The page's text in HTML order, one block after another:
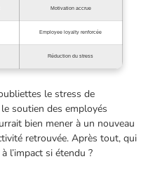
Motivation accrue
Employee loyalty renforcée
Réduction du stress
le stress de
soutien des employés
bien mener à un nouveau
retrouvée. Après tout, qui
l’impact si étendu ?